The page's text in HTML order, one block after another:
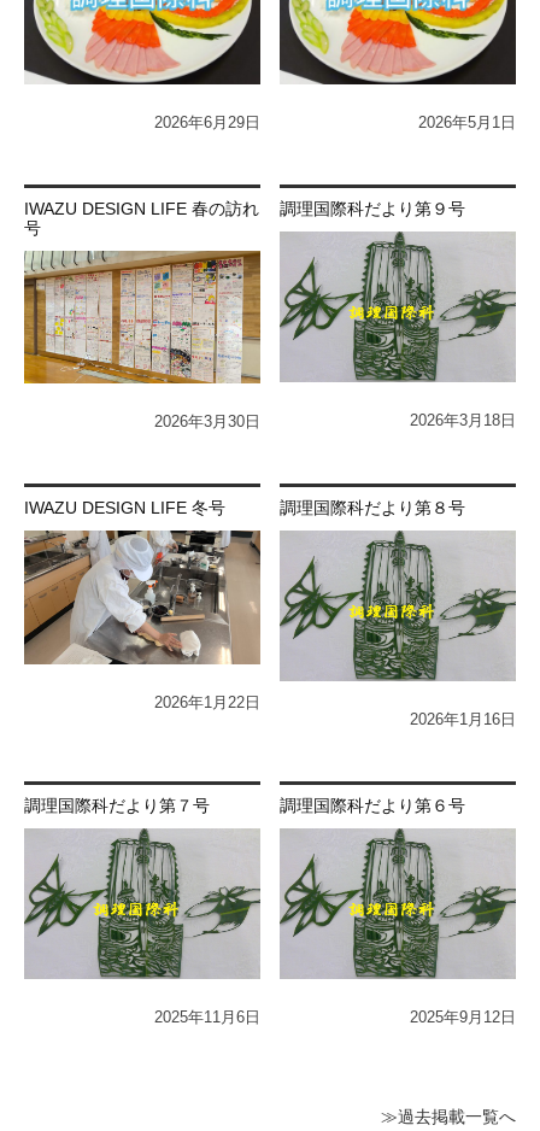
2026年6月29日 2026年5月1日
IWAZU DESIGN LIFE 春の訪れ
号
2026年3月30日
調理国際科だより第９号
2026年3月18日
IWAZU DESIGN LIFE 冬号
2026年1月22日
調理国際科だより第８号
2026年1月16日
調理国際科だより第７号
2025年11月6日
調理国際科だより第６号
2025年9月12日
≫過去掲載一覧へ